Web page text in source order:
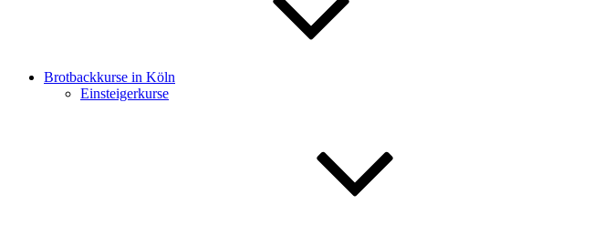
Brotbackkurse in Köln
Einsteigerkurse